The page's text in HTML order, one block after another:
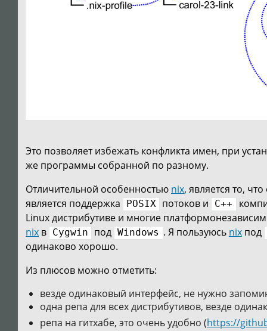
Это позволяет избежать конфликта имен, при
же программы собранной по разному.
Отличительной особенностью nix, является то,
является поддержка
POSIX потоков и C++
Linux дистрибутиве и многие
nix в Cygwin под Windows . Я пользуюсь nixпод
одинаково хорошо.
Из плюсов можно отметить:
везде одинаковый интерфейс, не нужно
одна репа для всех дистрибутивов, везде
репа на гитхабе, это очень удобно (https://